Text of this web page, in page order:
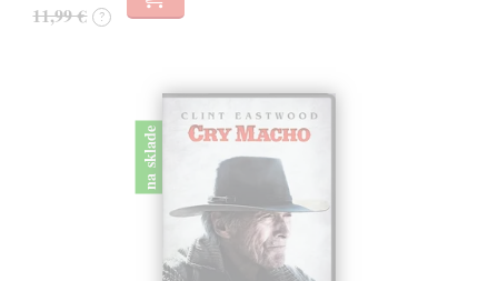
11,99 € ?
na sklade